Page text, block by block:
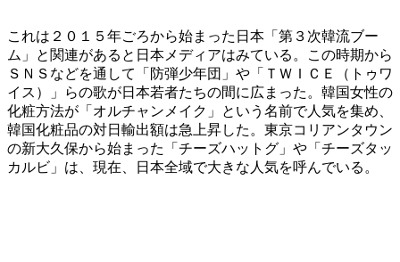
これは２０１５年ごろから始まった日本「第３次韓流ブー
ム」と関連があると日本メディアはみている。この時期から
ＳＮＳなどを通して「防弾少年団」や「ＴＷＩＣＥ（トゥワ
イス）」らの歌が日本若者たちの間に広まった。韓国女性の
化粧方法が「オルチャンメイク」という名前で人気を集め、
韓国化粧品の対日輸出額は急上昇した。東京コリアンタウン
の新大久保から始まった「チーズハットグ」や「チーズタッ
カルビ」は、現在、日本全域で大きな人気を呼んでいる。